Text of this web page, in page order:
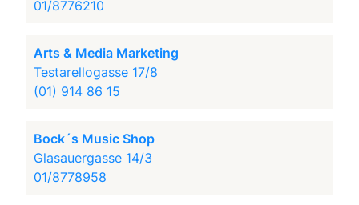
01/8776210
Arts & Media Marketing
Testarellogasse 17/8
(01) 914 86 15
Bock´s Music Shop
Glasauergasse 14/3
01/8778958